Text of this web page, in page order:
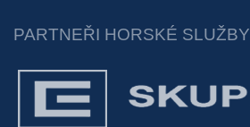
PARTNEŘI HORSKÉ SLUŽBY